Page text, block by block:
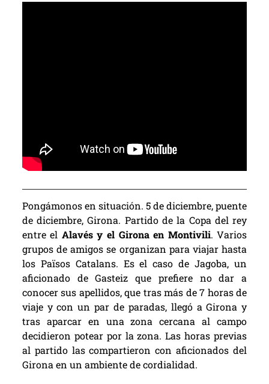
Pongámonos en situación. 5 de diciembre, puente
de diciembre, Girona. Partido de la Copa del rey
entre el Alavés y el Girona en Montivili. Varios
grupos de amigos se organizan para viajar hasta
los Països Catalans. Es el caso de Jagoba, un
aficionado de Gasteiz que prefiere no dar a
conocer sus apellidos, que tras más de 7 horas de
viaje y con un par de paradas, llegó a Girona y
tras aparcar en una zona cercana al campo
decidieron potear por la zona. Las horas previas
al partido las compartieron con aficionados del
Girona en un ambiente de cordialidad.